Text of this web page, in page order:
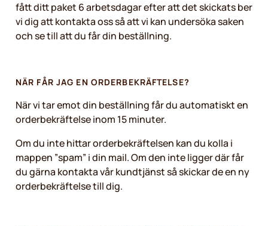
fått ditt paket 6 arbetsdagar efter att det skickats ber
vi dig att kontakta oss så att vi kan undersöka saken
och se till att du får din beställning.
NÄR FÅR JAG EN ORDERBEKRÄFTELSE?
När vi tar emot din beställning får du automatiskt en
orderbekräftelse inom 15 minuter.
Om du inte hittar orderbekräftelsen kan du kolla i
mappen ”spam” i din mail. Om den inte ligger där får
du gärna kontakta vår kundtjänst så skickar de en ny
orderbekräftelse till dig.